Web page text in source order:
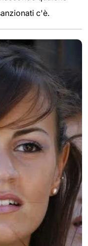
c'è.